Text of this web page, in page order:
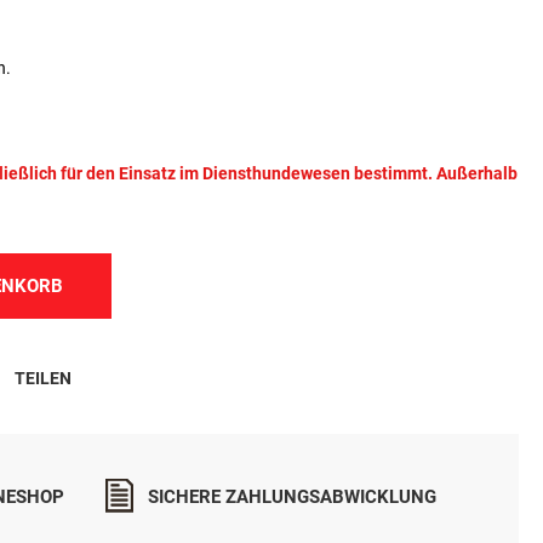
für den Einsatz im Diensthundewesen bestimmt. Außerhalb
TEILEN
SICHERE ZAHLUNGSABWICKLUNG